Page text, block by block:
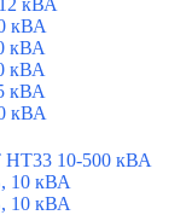
кВА
кВА
кВА
кВА
кВА
кВА
10-500 кВА
10 кВА
10 кВА